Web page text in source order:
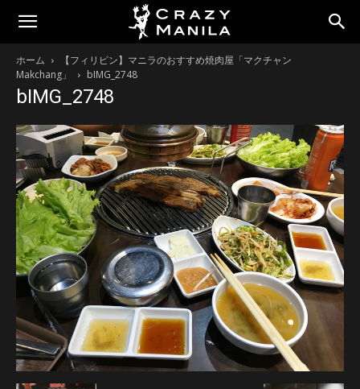
ホーム
【フィリピン】マニラのおすすめ焼肉屋「マクチャン
Makchang」
bIMG_2748
bIMG_2748